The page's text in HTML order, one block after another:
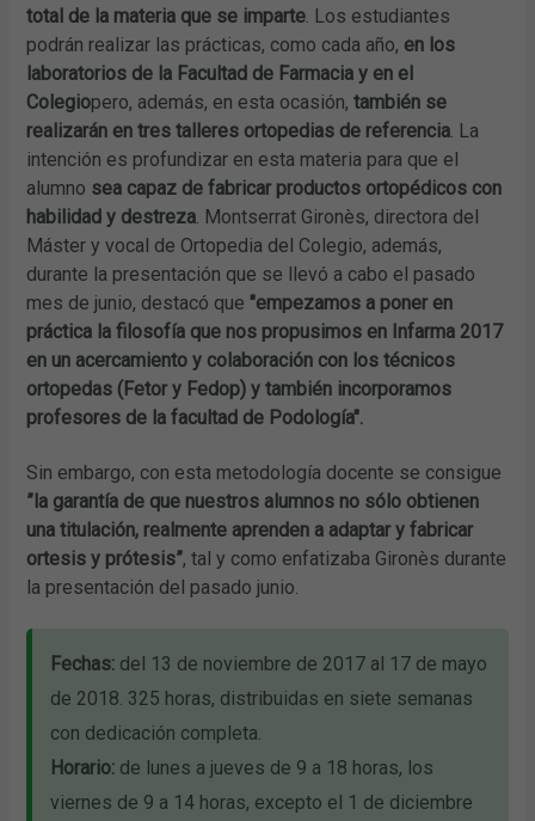
total de la materia que se imparte . Los estudiantes
podrán realizar las prácticas, como cada año, en los
laboratorios de la Facultad de Farmacia y en el
Colegiopero, además, en esta ocasión, también se
realizarán en tres talleres ortopedias de referencia . La
intención es profundizar en esta materia para que el
alumno sea capaz de fabricar productos ortopédicos con
habilidad y destreza . Montserrat Gironès, directora del
Máster y vocal de Ortopedia del Colegio, además,
durante la presentación que se llevó a cabo el pasado
mes de junio, destacó que "empezamos a poner en
práctica la filosofía que nos propusimos en Infarma 2017
en un acercamiento y colaboración con los técnicos
ortopedas (Fetor y Fedop) y también incorporamos
profesores de la facultad de Podología".
Sin embargo, con esta metodología docente se consigue
”la garantía de que nuestros alumnos no sólo obtienen
una titulación, realmente aprenden a adaptar y fabricar
ortesis y prótesis”, tal y como enfatizaba Gironès durante
la presentación del pasado junio.
Fechas: del 13 de noviembre de 2017 al 17 de mayo
de 2018. 325 horas, distribuidas en siete semanas
con dedicación completa.
Horario: de lunes a jueves de 9 a 18 horas, los
viernes de 9 a 14 horas, excepto el 1 de diciembre